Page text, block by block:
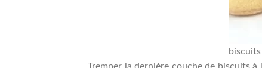
Tremper la dernière couche de biscuits